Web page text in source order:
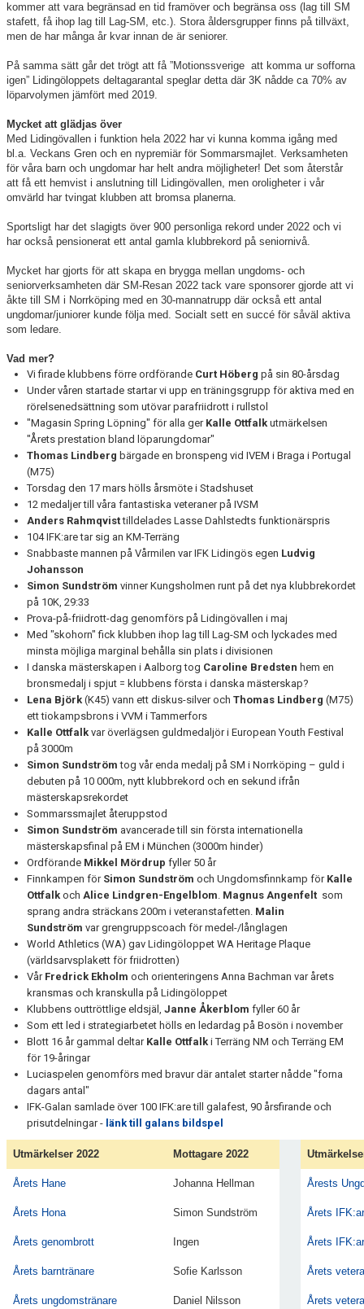
kommer att vara begränsad en tid framöver och begränsa oss (lag till SM
stafett, få ihop lag till Lag-SM, etc.). Stora åldersgrupper finns på tillväxt,
men de har många år kvar innan de är seniorer.
På samma sätt går det trögt att få ”Motionssverige att komma ur sofforna
igen” Lidingöloppets deltagarantal speglar detta där 3K nådde ca 70% av
löparvolymen jämfört med 2019.
Mycket att glädjas över
Med Lidingövallen i funktion hela 2022 har vi kunna komma igång med
bl.a. Veckans Gren och en nypremiär för Sommarsmajlet. Verksamheten
för våra barn och ungdomar har helt andra möjligheter! Det som återstår
att få ett hemvist i anslutning till Lidingövallen, men oroligheter i vår
omvärld har tvingat klubben att bromsa planerna.
Sportsligt har det slagigts över 900 personliga rekord under 2022 och vi
har också pensionerat ett antal gamla klubbrekord på seniornivå.
Mycket har gjorts för att skapa en brygga mellan ungdoms- och
seniorverksamheten där SM-Resan 2022 tack vare sponsorer gjorde att vi
åkte till SM i Norrköping med en 30-mannatrupp där också ett antal
ungdomar/juniorer kunde följa med. Socialt sett en succé för såväl aktiva
som ledare.
Vad mer?
Vi firade klubbens förre ordförande Curt Höberg på sin 80-årsdag
Under våren startade startar vi upp en träningsgrupp för aktiva med en
rörelsenedsättning som utövar parafriidrott i rullstol
"Magasin Spring Löpning" för alla ger Kalle Ottfalk utmärkelsen
"Årets prestation bland löparungdomar"
Thomas Lindberg bärgade en bronspeng vid IVEM i Braga i Portugal
(M75)
Torsdag den 17 mars hölls årsmöte i Stadshuset
12 medaljer till våra fantastiska veteraner på IVSM
Anders Rahmqvisttilldelades Lasse Dahlstedts funktionärspris
104 IFK:are tar sig an KM-Terräng
Snabbaste mannen på Vårmilen var IFK Lidingös egen Ludvig
Johansson
Simon Sundström vinner Kungsholmen runt på det nya klubbrekordet
på 10K, 29:33
Prova-på-friidrott-dag genomförs på Lidingövallen i maj
Med "skohorn" fick klubben ihop lag till Lag-SM och lyckades med
minsta möjliga marginal behålla sin plats i divisionen
I danska mästerskapen i Aalborg tog Caroline Bredsten hem en
bronsmedalj i spjut = klubbens första i danska mästerskap?
Lena Björk (K45) vann ett diskus-silver och Thomas Lindberg (M75)
ett tiokampsbrons i VVM i Tammerfors
Kalle Ottfalk var överlägsen guldmedaljör i European Youth Festival
på 3000m
Simon Sundström tog vår enda medalj på SM i Norrköping – guld i
debuten på 10 000m, nytt klubbrekord och en sekund ifrån
mästerskapsrekordet
Sommarssmajlet återuppstod
Simon Sundström avancerade till sin första internationella
mästerskapsfinal på EM i München (3000m hinder)
Ordförande Mikkel Mördrup fyller 50 år
Finnkampen för Simon Sundström och Ungdomsfinnkamp för Kalle
Ottfalk och Alice Lindgren-Engelblom. Magnus Angenfelt som
sprang andra sträckans 200m i veteranstafetten. Malin
Sundström var grengruppscoach för medel-/långlagen
World Athletics (WA) gav Lidingöloppet WA Heritage Plaque
(världsarvsplakett för friidrotten)
Vår Fredrick Ekholm och orienteringens Anna Bachman var årets
kransmas och kranskulla på Lidingöloppet
Klubbens outtröttlige eldsjäl, Janne Åkerblom fyller 60 år
Som ett led i strategiarbetet hölls en ledardag på Bosön i november
Blott 16 år gammal deltar Kalle Ottfalk i Terräng NM och Terräng EM
för 19-åringar
Luciaspelen genomförs med bravur där antalet starter nådde "forna
dagars antal"
IFK-Galan samlade över 100 IFK:are till galafest, 90 årsfirande och
prisutdelningar - länk till galans bildspel
Utmärkelser 2022 Mottagare 2022
Årets Hane Johanna Hellman Årests
Årets Hona Simon Sundström Årets
Årets genombrott Ingen Årets
Årets barntränare Sofie Karlsson Årets
Årets ungdomstränare Daniel Nilsson Årets